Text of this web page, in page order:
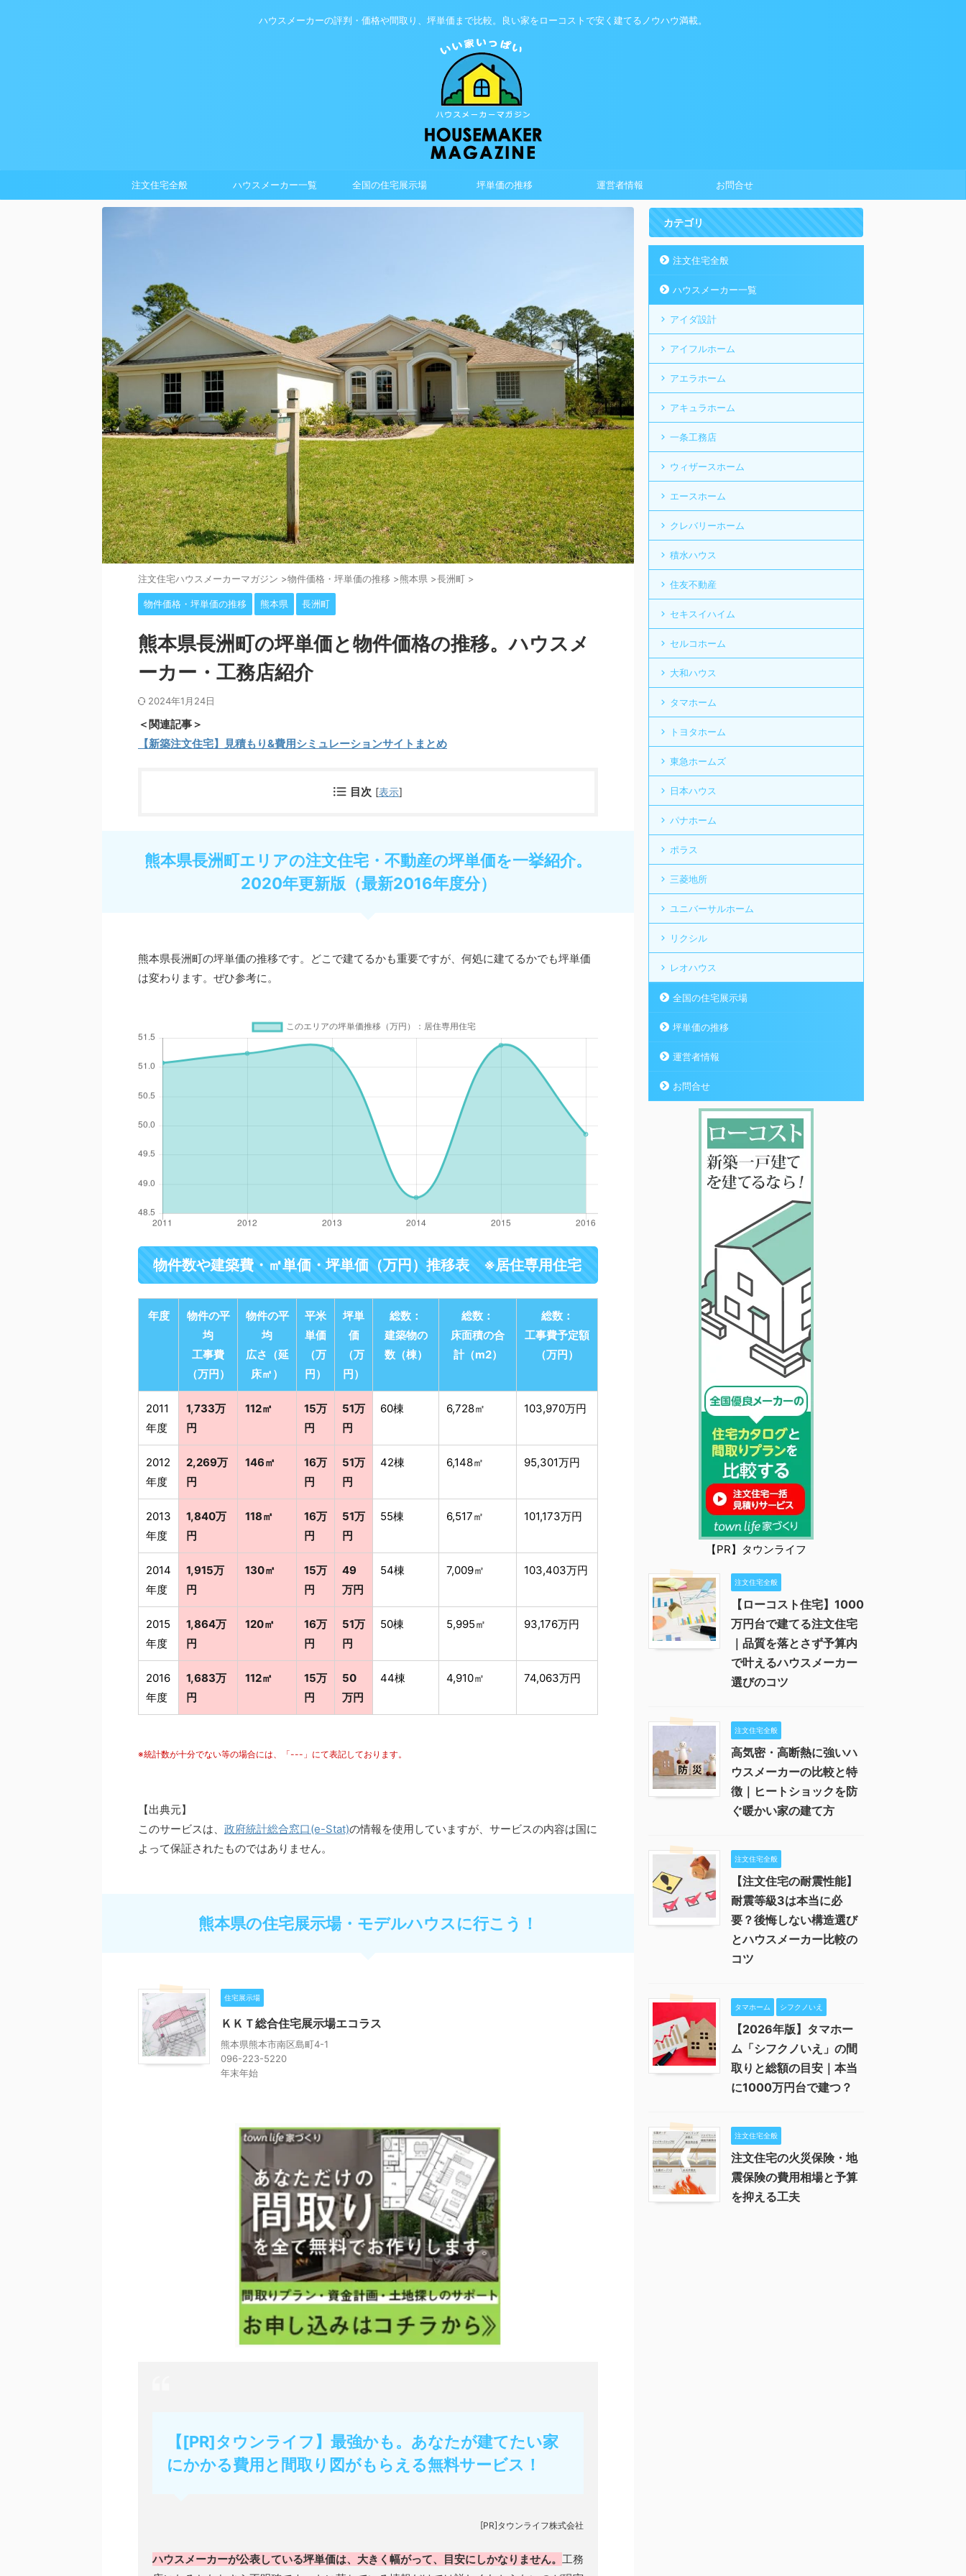
ハウスメーカーの評判・価格や間取り、坪単価まで比較。良い家をローコストで安く建てるノウハウ満載。
注文住宅全般 ハウスメーカー一覧 全国の住宅展示場 坪単価の推移 運営者情報 お問合せ
注⽂住宅ハウスメーカーマガジン >物件価格・坪単価の推移 >熊本県 >長洲町 >
物件価格・坪単価の推移 熊本県 長洲町
熊本県長洲町の坪単価と物件価格の推移。ハウスメ
ーカー・工務店紹介
2024年1月24日
＜関連記事＞
【新築注文住宅】見積もり&費用シミュレーションサイトまとめ
目次 [表示]
熊本県長洲町エリアの注文住宅・不動産の坪単価を一挙紹介。
2020年更新版（最新2016年度分）
熊本県長洲町の坪単価の推移です。どこで建てるかも重要ですが、何処に建てるかでも坪単価
は変わります。ぜひ参考に。
物件数や建築費・㎡単価・坪単価（万円）推移表 ※居住専用住宅
年度
物件の平
均
工事費
（万円）
物件の平
均
広さ（延
床㎡）
平米
単価
（万
円）
坪単
価
（万
円）
総数：
建築物の
数（棟）
総数：
床面積の合
計（m2）
総数：
工事費予定額
（万円）
2011
年度
1,733万
円
112㎡
15万
円
51万
円
60棟 6,728㎡ 103,970万円
2012
年度
2,269万
円
146㎡
16万
円
51万
円
42棟 6,148㎡ 95,301万円
2013
年度
1,840万
円
118㎡
16万
円
51万
円
55棟 6,517㎡ 101,173万円
2014
年度
1,915万
円
130㎡
15万
円
49
万円
54棟 7,009㎡ 103,403万円
2015
年度
1,864万
円
120㎡
16万
円
51万
円
50棟 5,995㎡ 93,176万円
2016
年度
1,683万
円
112㎡
15万
円
50
万円
44棟 4,910㎡ 74,063万円
※統計数が十分でない等の場合には、「---」にて表記しております。
【出典元】
このサービスは、 政府統計総合窓口(e-Stat)の情報を使用していますが、サービスの内容は国に
よって保証されたものではありません。
熊本県の住宅展示場・モデルハウスに行こう！
住宅展示場
ＫＫＴ総合住宅展示場エコラス
熊本県熊本市南区島町4-1
096-223-5220
年末年始
【[PR]タウンライフ】最強かも。あなたが建てたい家
にかかる費用と間取り図がもらえる無料サービス！
[PR]タウンライフ株式会社
ハウスメーカーが公表している坪単価は、大きく幅がって、目安にしかなりません。 工務
カテゴリ
注文住宅全般
ハウスメーカー一覧
アイダ設計
アイフルホーム
アエラホーム
アキュラホーム
一条工務店
ウィザースホーム
エースホーム
クレバリーホーム
積水ハウス
住友不動産
セキスイハイム
セルコホーム
大和ハウス
タマホーム
トヨタホーム
東急ホームズ
日本ハウス
パナホーム
ポラス
三菱地所
ユニバーサルホーム
リクシル
レオハウス
全国の住宅展示場
坪単価の推移
運営者情報
お問合せ
【PR】タウンライフ
注文住宅全般
【ローコスト住宅】1000
万円台で建てる注文住宅
｜品質を落とさず予算内
で叶えるハウスメーカー
選びのコツ
注文住宅全般
高気密・高断熱に強いハ
ウスメーカーの比較と特
徴｜ヒートショックを防
ぐ暖かい家の建て方
注文住宅全般
【注文住宅の耐震性能】
耐震等級3は本当に必
要？後悔しない構造選び
とハウスメーカー比較の
コツ
タマホーム シフクノいえ
【2026年版】タマホー
ム「シフクノいえ」の間
取りと総額の目安｜本当
に1000万円台で建つ？
注文住宅全般
注文住宅の火災保険・地
震保険の費用相場と予算
を抑える工夫